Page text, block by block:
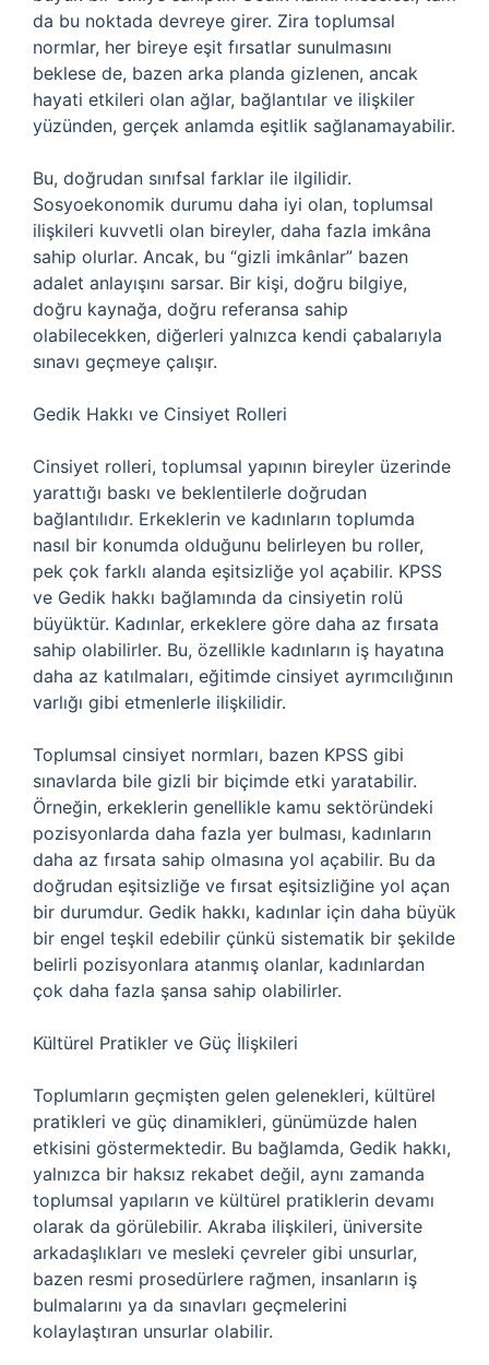
da bu noktada devreye girer. Zira toplumsal
normlar, her bireye eşit fırsatlar sunulmasını
beklese de, bazen arka planda gizlenen, ancak
hayati etkileri olan ağlar, bağlantılar ve ilişkiler
yüzünden, gerçek anlamda eşitlik sağlanamayabilir.
Bu, doğrudan sınıfsal farklar ile ilgilidir.
Sosyoekonomik durumu daha iyi olan, toplumsal
ilişkileri kuvvetli olan bireyler, daha fazla imkâna
sahip olurlar. Ancak, bu “gizli imkânlar” bazen
adalet anlayışını sarsar. Bir kişi, doğru bilgiye,
doğru kaynağa, doğru referansa sahip
olabilecekken, diğerleri yalnızca kendi çabalarıyla
sınavı geçmeye çalışır.
Gedik Hakkı ve Cinsiyet Rolleri
Cinsiyet rolleri, toplumsal yapının bireyler üzerinde
yarattığı baskı ve beklentilerle doğrudan
bağlantılıdır. Erkeklerin ve kadınların toplumda
nasıl bir konumda olduğunu belirleyen bu roller,
pek çok farklı alanda eşitsizliğe yol açabilir. KPSS
ve Gedik hakkı bağlamında da cinsiyetin rolü
büyüktür. Kadınlar, erkeklere göre daha az fırsata
sahip olabilirler. Bu, özellikle kadınların iş hayatına
daha az katılmaları, eğitimde cinsiyet ayrımcılığının
varlığı gibi etmenlerle ilişkilidir.
Toplumsal cinsiyet normları, bazen KPSS gibi
sınavlarda bile gizli bir biçimde etki yaratabilir.
Örneğin, erkeklerin genellikle kamu sektöründeki
pozisyonlarda daha fazla yer bulması, kadınların
daha az fırsata sahip olmasına yol açabilir. Bu da
doğrudan eşitsizliğe ve fırsat eşitsizliğine yol açan
bir durumdur. Gedik hakkı, kadınlar için daha büyük
bir engel teşkil edebilir çünkü sistematik bir şekilde
belirli pozisyonlara atanmış olanlar, kadınlardan
çok daha fazla şansa sahip olabilirler.
Kültürel Pratikler ve Güç İlişkileri
Toplumların geçmişten gelen gelenekleri, kültürel
pratikleri ve güç dinamikleri, günümüzde halen
etkisini göstermektedir. Bu bağlamda, Gedik hakkı,
yalnızca bir haksız rekabet değil, aynı zamanda
toplumsal yapıların ve kültürel pratiklerin devamı
olarak da görülebilir. Akraba ilişkileri, üniversite
arkadaşlıkları ve mesleki çevreler gibi unsurlar,
bazen resmi prosedürlere rağmen, insanların iş
bulmalarını ya da sınavları geçmelerini
kolaylaştıran unsurlar olabilir.